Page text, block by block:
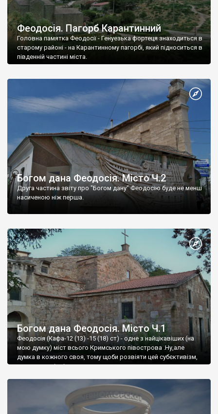
Феодосія. Пагорб Карантинний
Головна памятка Феодосії - Генуезька фортеця знаходиться в
старому районі - на Карантинному пагорбі, який підноситься в
південній частині міста.
Богом дана Феодосія. Місто Ч.2
Друга частина звіту про "Богом дану" Феодосію буде не менш
насиченою ніж перша.
Богом дана Феодосія. Місто Ч.1
Феодосія (Кафа-12 (13) -15 (18) ст) - одне з найцікавіших (на
мою думку) міст всього Кримського півострова .Ну,але
думка в кожного своя, тому щоби розвіяти цей субєктивізм,
запрошую відвідати це